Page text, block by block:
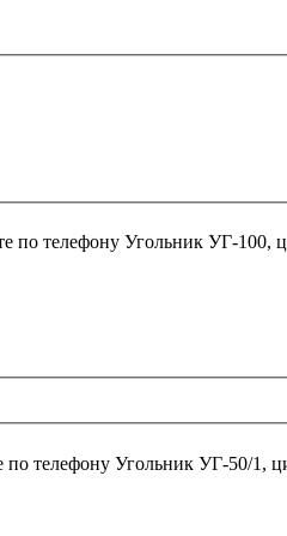
по телефону Угольник УГ-100,
по телефону Угольник УГ-50/1,